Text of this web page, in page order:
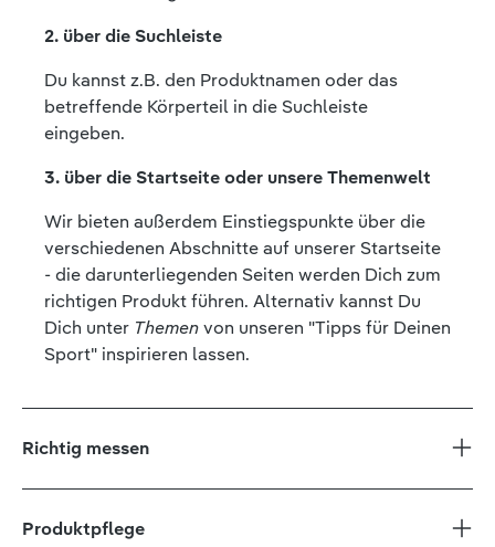
2. über die Suchleiste
Du kannst z.B. den Produktnamen oder das
betreffende Körperteil in die Suchleiste
eingeben.
3. über die Startseite oder unsere Themenwelt
Wir bieten außerdem Einstiegspunkte über die
verschiedenen Abschnitte auf unserer Startseite
- die darunterliegenden Seiten werden Dich zum
richtigen Produkt führen. Alternativ kannst Du
Dich unter Themenvon unseren "Tipps für Deinen
Sport" inspirieren lassen.
Richtig messen
Produktpflege